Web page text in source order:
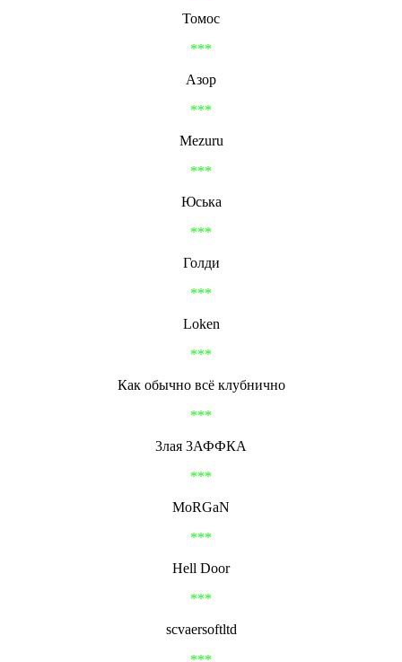
Томос
***
Азор
***
Mezuru
***
Юська
***
Голди
***
Loken
***
Как обычно всё клубнично
***
3лая 3АФФКА
***
MoRGaN
***
Hell Door
***
scvaersoftltd